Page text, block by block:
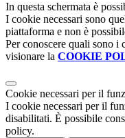
In questa schermata è
I cookie necessari sono
piattaforma e non è
Per conoscere quali sono i
visionare la COOKIE
Cookie necessari per il
I cookie necessari per il
disabilitati. È possibile
policy.